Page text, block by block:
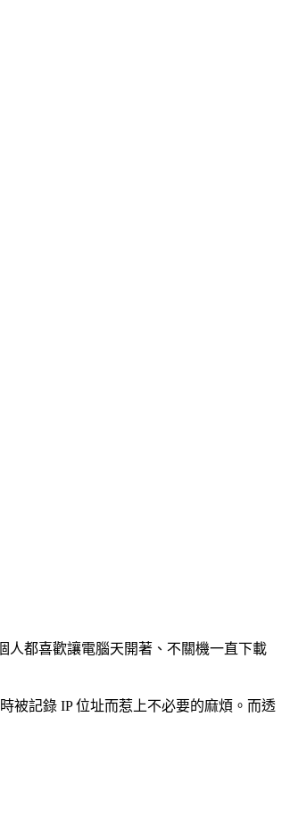
人都喜歡讓電腦天開著、不關機一直下載
被記錄 IP 位址而惹上不必要的麻煩。而透